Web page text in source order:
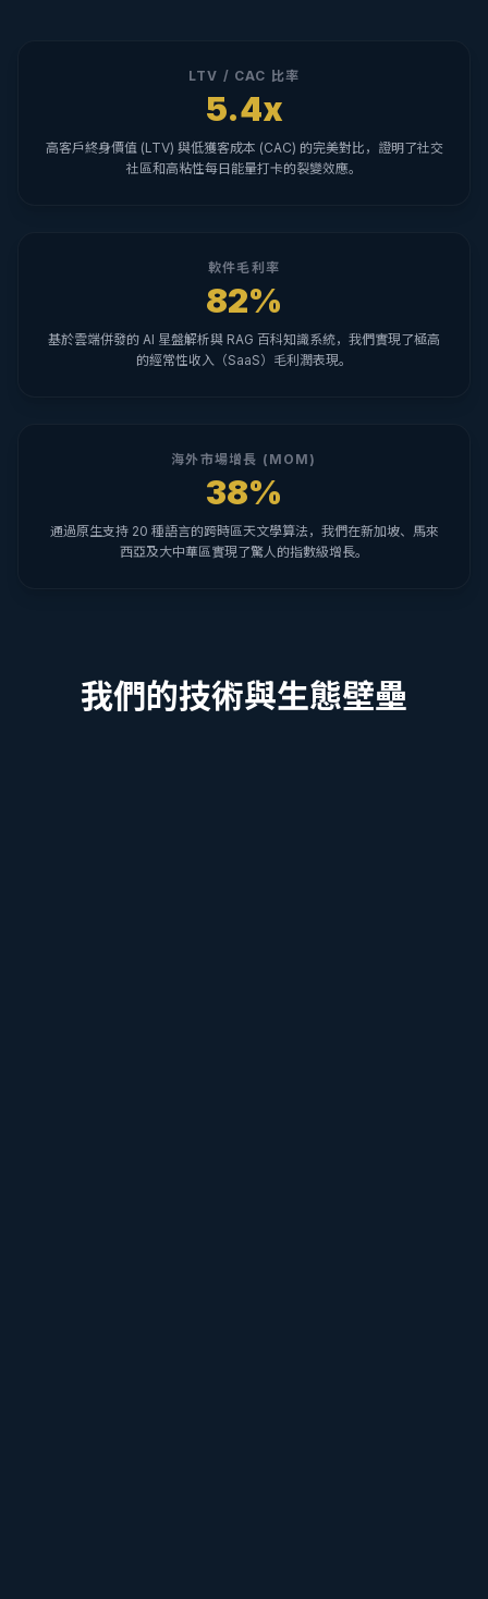
LTV / CAC 比率
5.4x
高客戶終身價值 (LTV) 與低獲客成本 (CAC) 的完美對比，證明了社交
社區和高粘性每日能量打卡的裂變效應。
軟件毛利率
82%
基於雲端併發的 AI 星盤解析與 RAG 百科知識系統，我們實現了極高
的經常性收入（SaaS）毛利潤表現。
海外市場增長 (MOM)
38%
通過原生支持 20 種語言的跨時區天文學算法，我們在新加坡、馬來
西亞及大中華區實現了驚人的指數級增長。
我們的技術與生態壁壘